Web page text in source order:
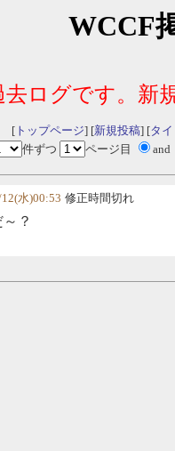
WCCF
去ログです。新
[トップページ] [新規投稿] [タ
件ずつ
ページ目 and
水)00:53 修正時間切れ
？